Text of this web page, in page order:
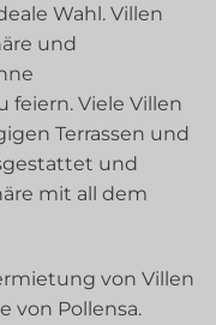
Wahl. Villen
und
Viele Villen
Terrassen und
und
mit all dem
von Villen
von Pollensa.